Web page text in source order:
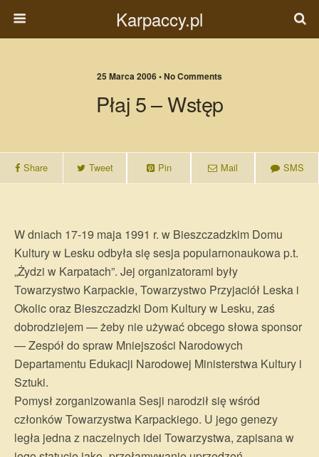
Karpaccy.pl
25 Marca 2006 • No Comments
Płaj 5 – Wstęp
Share Tweet Pin Mail SMS
W dniach 17-19 maja 1991 r. w Bieszczadzkim Domu
Kultury w Lesku odbyła się sesja popularnonaukowa p.t.
„Żydzi w Karpatach”. Jej organizatorami były
Towarzystwo Karpackie, Towarzystwo Przyjaciół Leska i
Okolic oraz Bieszczadzki Dom Kultury w Lesku, zaś
dobrodziejem — żeby nie używać obcego słowa sponsor
— Zespół do spraw Mniejszości Narodowych
Departamentu Edukacji Narodowej Ministerstwa Kultury i
Sztuki.
Pomysł zorganizowania Sesji narodził się wśród
członków Towarzystwa Karpackiego. U jego genezy
legła jedna z naczelnych idei Towarzystwa, zapisana w